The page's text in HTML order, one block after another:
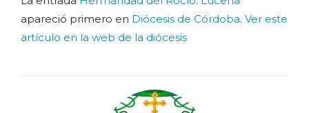
apareció primero en Diócesis de Córdoba. Ver este
artículo en la web de la diócesis